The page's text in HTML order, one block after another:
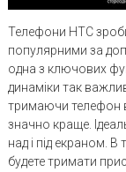
Телефони HTC
популярними за
одна з ключових
динаміки так
тримаючи телефон
значно краще.
над і під екраном. В
будете тримати